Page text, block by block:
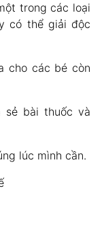
trong các loại
có thể giải độc
cho các bé còn
sẻ bài thuốc và
lúc mình cần.